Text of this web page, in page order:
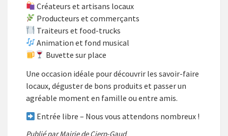
Créateurs et artisans locaux
Producteurs et commerçants
Traiteurs et food-trucks
Animation et fond musical
Buvette sur place
Une occasion idéale pour découvrir les savoir-faire
locaux, déguster de bons produits et passer un
agréable moment en famille ou entre amis.
Entrée libre – Nous vous attendons nombreux !
Publié par Mairie de Cierp-Gaud